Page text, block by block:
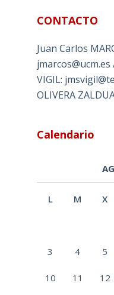
CONTACTO
Juan Carlos
VIGIL:
OLIVERA
Calendario
L M X
3 4 5
10 11 12